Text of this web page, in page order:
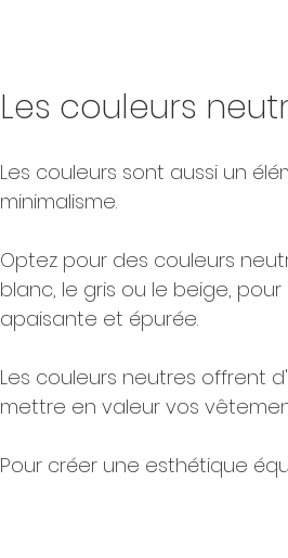
Les couleurs
Les couleurs sont aussi un
minimalisme.
Optez pour des couleurs
blanc, le gris ou le beige,
apaisante et épurée.
Les couleurs neutres offrent
mettre en valeur vos
Pour créer une esthétique